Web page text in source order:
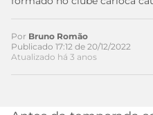
DE
APOSTAS
2026
TIMES
MEU
TIME
CAMPEONATOS
Por Bruno Romão
Publicado 17:12 de 20/12/2022
Atualizado há 3 anos